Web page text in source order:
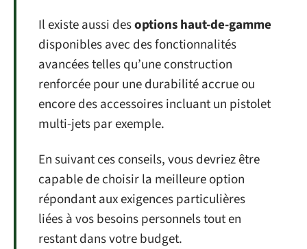
Il existe aussi desoptions haut-de-gamme
disponibles avec des fonctionnalités
avancées telles qu’une construction
renforcée pour une durabilité accrue ou
encore des accessoires incluant un pistolet
multi-jets par exemple.
En suivant ces conseils, vous devriez être
capable de choisir la meilleure option
répondant aux exigences particulières
liées à vos besoins personnels tout en
restant dans votre budget.